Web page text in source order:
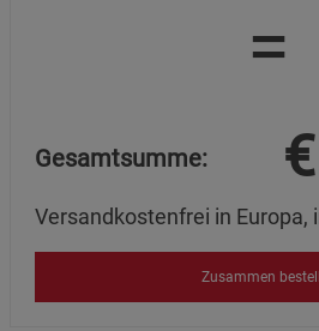
=
Gesamtsumme: €
Versandkostenfrei in Europa,
Zusammen